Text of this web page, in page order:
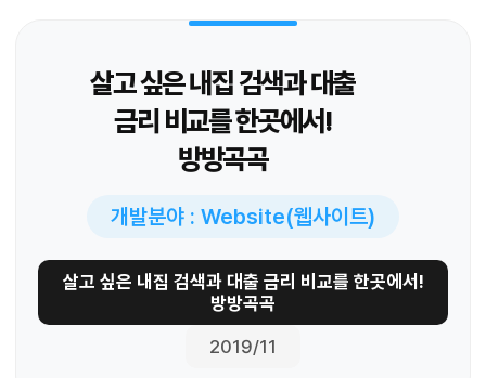
살고 싶은 내집 검색과 대출
금리 비교를 한곳에서!
방방곡곡
개발분야 : Website(웹사이트)
살고 싶은 내집 검색과 대출 금리 비교를 한곳에서!
방방곡곡
2019/11